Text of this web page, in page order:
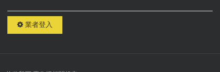
業者登入